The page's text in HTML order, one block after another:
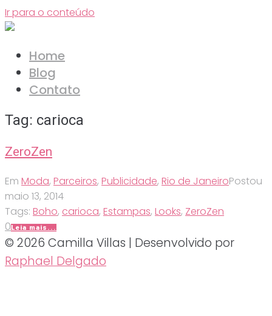
Ir para o conteúdo
Home
Blog
Contato
Tag: carioca
ZeroZen
Em Moda, Parceiros, Publicidade, Rio de JaneiroPostou
maio 13, 2014
Tags: Boho, carioca, Estampas, Looks, ZeroZen
0Leia mais...
© 2026 Camilla Villas | Desenvolvido por
Raphael Delgado